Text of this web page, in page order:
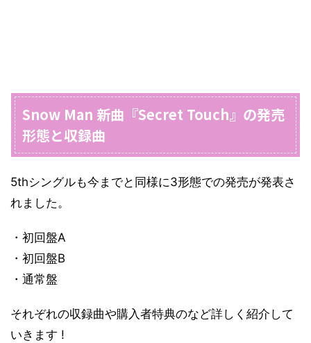
Snow Man 新曲『Secret Touch』の発売
形態と収録曲
5thシングルも今までと同様に3形態での発売が発表さ
れました。
・初回盤A
・初回盤B
・通常盤
それぞれの収録曲や購入者特典のなど詳しく紹介して
いきます !